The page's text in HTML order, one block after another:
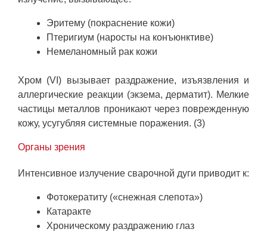
Эритему (покраснение кожи)
Птеригиум (наросты на конъюнктиве)
Немеланомный рак кожи
Хром (VI) вызывает раздражение, изъязвления и
аллергические реакции (экзема, дерматит). Мелкие
частицы металлов проникают через поврежденную
кожу, усугубляя системные поражения. (3)
Органы зрения
Интенсивное излучение сварочной дуги приводит к:
Фотокератиту («снежная слепота»)
Катаракте
Хроническому раздражению глаз